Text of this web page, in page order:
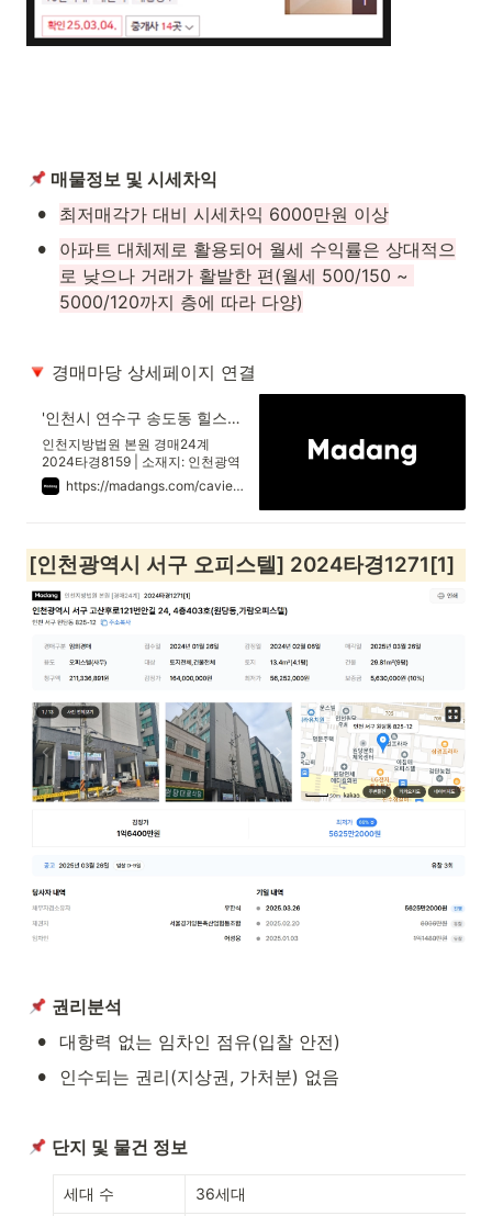
매물정보 및 시세차익
• 최저매각가 대비 시세차익 6000만원 이상
•
아파트 대체제로 활용되어 월세 수익률은 상대적으
로 낮으나 거래가 활발한 편(월세 500/150 ~
5000/120까지 층에 따라 다양)
경매마당 상세페이지 연결
'인천시 연수구 송도동 힐스테이트송도더테라스' 의 시세, 권리분석, 상세정보
인천지방법원 본원 경매24계
2024타경8159 | 소재지: 인천광역
시 연수구 센트럴로 415, 101동 11
층1105호 (송도동,힐스테이트 송도
https://madangs.com/caview?m_code=0820240008159001
[인천광역시 서구 오피스텔] 2024타경1271[1]
권리분석
• 대항력 없는 임차인 점유(입찰 안전)
• 인수되는 권리(지상권, 가처분) 없음
단지 및 물건 정보
세대 수 36세대